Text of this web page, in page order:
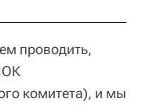
проводить,
комитета), и мы